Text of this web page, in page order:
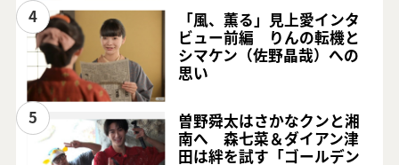
4
「風、薫る」見上愛インタ
ビュー前編 りんの転機と
シマケン（佐野晶哉）への
思い
5
曽野舜太はさかなクンと湘
南へ 森七菜＆ダイアン津
田は絆を試す「ゴールデン